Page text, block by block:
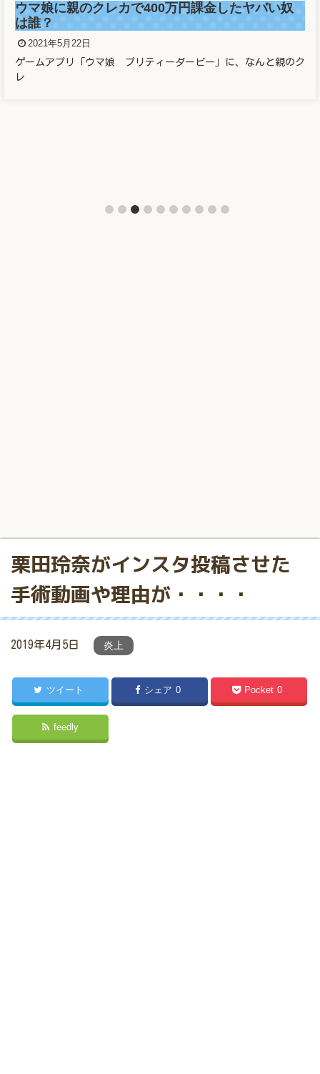
ウマ娘に親のクレカで400万円課金したヤバい奴
は誰？
2021年5月22日
ゲームアプリ「ウマ娘 プリティーダービー」に、なんと親のク
レ
栗田玲奈がインスタ投稿させた
手術動画や理由が・・・・
2019年4月5日 炎上
ツイート シェア 0 Pocket 0
feedly